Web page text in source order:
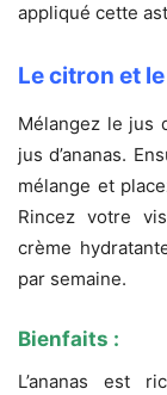
appliqué cette
Le citron et
Mélangez le jus
jus d’ananas.
mélange et
Rincez votre
crème
par semaine.
Bienfaits :
L’ananas est